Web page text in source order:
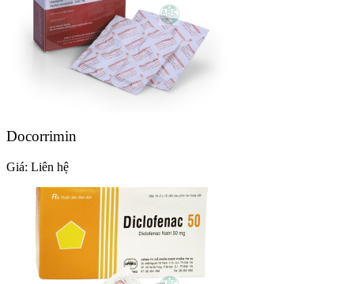
Docorrimin
Giá: Liên hệ